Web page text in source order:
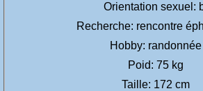
Recherche:
Hobby: randonnée
Poid: 75 kg
Taille: 172 cm